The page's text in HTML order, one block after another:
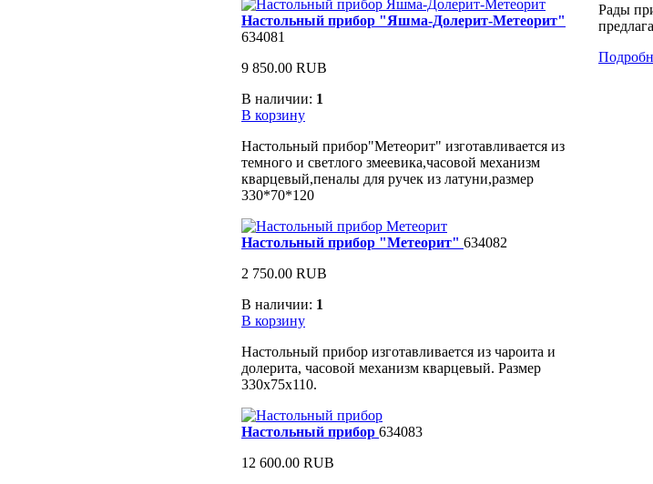
Настольный прибор "Яшма-Долерит-Метеорит"
634081
9 850.00 RUB
В наличии: 1
В корзину
Настольный прибор"Метеорит" изготавливается из
темного и светлого змеевика,часовой механизм
кварцевый,пеналы для ручек из латуни,размер
330*70*120
Настольный прибор "Метеорит" 634082
2 750.00 RUB
В наличии: 1
В корзину
Настольный прибор изготавливается из чароита и
долерита, часовой механизм кварцевый. Размер
330х75х110.
Настольный прибор 634083
12 600.00 RUB
Рады